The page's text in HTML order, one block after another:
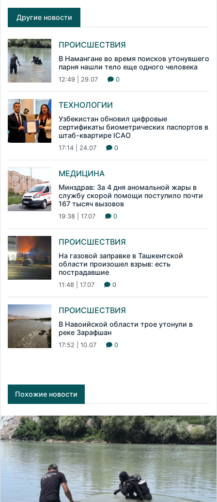
Другие новости
ПРОИСШЕСТВИЯ
В Намангане во время поисков утонувшего
парня нашли тело еще одного человека
12:49 | 29.07 0
ТЕХНОЛОГИИ
Узбекистан обновил цифровые
сертификаты биометрических паспортов в
штаб-квартире ICAO
17:14 | 24.07 0
МЕДИЦИНА
Минздрав: За 4 дня аномальной жары в
службу скорой помощи поступило почти
167 тысяч вызовов
19:38 | 17.07 0
ПРОИСШЕСТВИЯ
На газовой заправке в Ташкентской
области произошел взрыв: есть
пострадавшие
11:48 | 17.07 0
ПРОИСШЕСТВИЯ
В Навоийской области трое утонули в
реке Зарафшан
17:52 | 10.07 0
Похожие новости